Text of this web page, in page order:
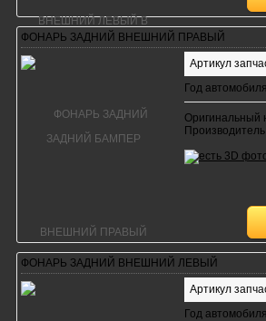
ФОНАРЬ ЗАДНИЙ ВНЕШНИЙ ПРАВЫЙ
Артикул
Год
Оригинальный
ФОНАРЬ ЗАДНИЙ ВНЕШНИЙ ЛЕВЫЙ
Артикул
Год